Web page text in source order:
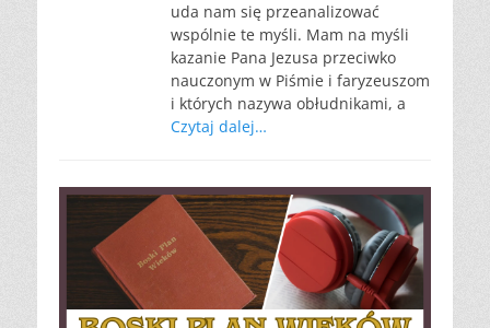
uda nam się przeanalizować
wspólnie te myśli. Mam na myśli
kazanie Pana Jezusa przeciwko
nauczonym w Piśmie i faryzeuszom
i których nazywa obłudnikami, a
Czytaj dalej…